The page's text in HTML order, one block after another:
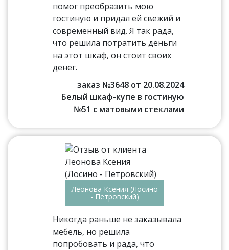
помог преобразить мою
гостиную и придал ей свежий и
современный вид. Я так рада,
что решила потратить деньги
на этот шкаф, он стоит своих
денег.
заказ №3648 от 20.08.2024
Белый шкаф-купе в гостиную
№51 с матовыми стеклами
Леонова Ксения (Лосино
- Петровский)
Никогда раньше не заказывала
мебель, но решила
попробовать и рада, что